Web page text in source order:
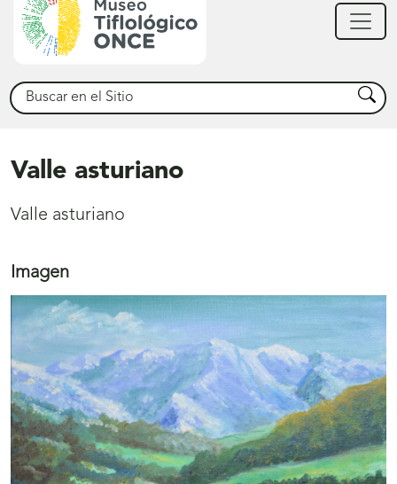
Buscar Buscar
Valle asturiano
Valle asturiano
Imagen